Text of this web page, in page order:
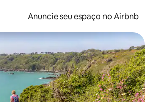
Anuncie seu espaço no Airbnb